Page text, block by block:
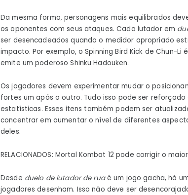
Da mesma forma, personagens mais equilibrados
os oponentes com seus ataques. Cada lutador em
ser desencadeados quando o medidor apropriado
impacto. Por exemplo, o Spinning Bird Kick de Chun-
emite um poderoso Shinku Hadouken.
Os jogadores devem experimentar mudar o
fortes um após o outro. Tudo isso pode ser
estatísticas. Esses itens também podem ser
concentrar em aumentar o nível de diferentes
deles.
RELACIONADOS: Mortal Kombat 12 pode corrigir o maior
Desde duelo de lutador de ruaé um jogo gacha, há
jogadores desenham. Isso não deve ser